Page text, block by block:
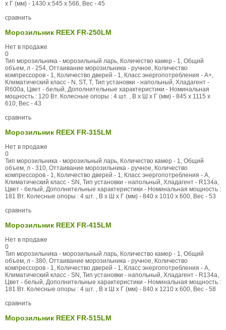
x Г (мм) - 1430 x 545 x 566, Вес - 45
сравнить
Морозильник REEX FR-250LM
Нет в продаже
0
Тип морозильника - морозильный ларь, Количество камер - 1, Общий
объем, л - 254, Оттаивание морозильника - ручное, Количество
компрессоров - 1, Количество дверей - 1, Класс энергопотребления - А+,
Климатический класс - N, ST, T, Тип установки - напольный, Хладагент -
R600a, Цвет - белый, Дополнительные характеристики - Номинальная
мощность : 120 Вт. Колесные опоры : 4 шт. , В x Ш x Г (мм) - 845 x 1115 x
610, Вес - 43
сравнить
Морозильник REEX FR-315LM
Нет в продаже
0
Тип морозильника - морозильный ларь, Количество камер - 1, Общий
объем, л - 310, Оттаивание морозильника - ручное, Количество
компрессоров - 1, Количество дверей - 1, Класс энергопотребления - A,
Климатический класс - SN, Тип установки - напольный, Хладагент - R134a,
Цвет - белый, Дополнительные характеристики - Номинальная мощность :
181 Вт. Колесные опоры : 4 шт. , В x Ш x Г (мм) - 840 x 1010 x 600, Вес - 53
сравнить
Морозильник REEX FR-415LM
Нет в продаже
0
Тип морозильника - морозильный ларь, Количество камер - 1, Общий
объем, л - 380, Оттаивание морозильника - ручное, Количество
компрессоров - 1, Количество дверей - 1, Класс энергопотребления - A,
Климатический класс - SN, Тип установки - напольный, Хладагент - R134a,
Цвет - белый, Дополнительные характеристики - Номинальная мощность :
181 Вт. Колесные опоры : 4 шт. , В x Ш x Г (мм) - 840 x 1210 x 600, Вес - 58
сравнить
Морозильник REEX FR-515LM